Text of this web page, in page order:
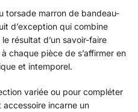
torsade marron de bandeau-
d’exception qui combine
résultat d’un savoir-faire
chaque pièce de s’affirmer en
et intemporel.
variée ou pour compléter
incarne un